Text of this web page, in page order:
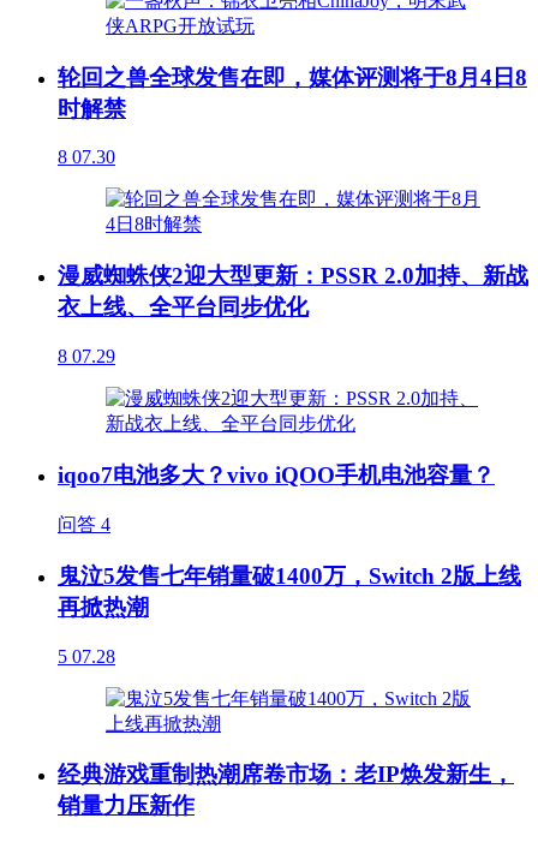
轮回之兽全球发售在即，媒体评测将于8月4日8
时解禁
8 07.30
漫威蜘蛛侠2迎大型更新：PSSR 2.0加持、新战
衣上线、全平台同步优化
8 07.29
iqoo7电池多大？vivo iQOO手机电池容量？
问答 4
鬼泣5发售七年销量破1400万，Switch 2版上线
再掀热潮
5 07.28
经典游戏重制热潮席卷市场：老IP焕发新生，
销量力压新作